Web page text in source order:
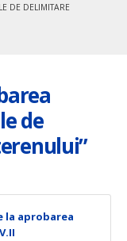
DE DELIMITARE
de
la aprobarea